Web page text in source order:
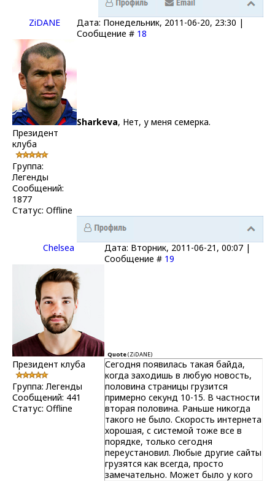
ZiDANE
Дата: Понедельник, 2011-06-20, 23:30 |
Сообщение # 18
Президент
клуба
Группа:
Легенды
Сообщений:
1877
Статус: Offline
Sharkeva, Нет, у меня семерка.
Chelsea
Дата: Вторник, 2011-06-21, 00:07 |
Сообщение # 19
Президент клуба
Группа: Легенды
Сообщений: 441
Статус: Offline
Quote(ZiDANE)
Сегодня появилась такая байда,
когда заходишь в любую новость,
половина страницы грузится
примерно секунд 10-15. В частности
вторая половина. Раньше никогда
такого не было. Скорость интернета
хорошая, с системой тоже все в
порядке, только сегодня
переустановил. Любые другие сайты
грузятся как всегда, просто
замечательно. Может было у кого